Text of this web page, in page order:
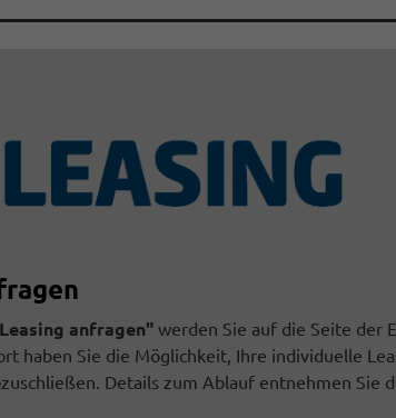
anfragen" werden Sie auf die Seite der
haben Sie die Möglichkeit, Ihre individuelle
Details zum Ablauf entnehmen Sie